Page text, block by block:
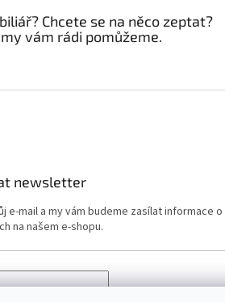
Chcete se na něco zeptat?
vám rádi pomůžeme.
newsletter
e-mail a my vám budeme zasílat informace
na našem e-shopu.